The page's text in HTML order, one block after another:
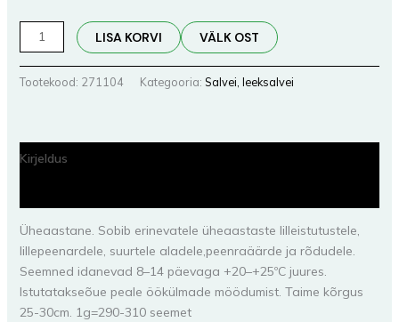
LISA KORVI VÄLK OST
Tootekood: 271104 Kategooria: Salvei, leeksalvei
Kirjeldus
Üheaastane. Sobib erinevatele üheaastaste lilleistutustele,
lillepeenardele, suurtele aladele,peenraäärde ja rõdudele.
Seemned idanevad 8–14 päevaga +20–+25ºC juures.
Istutatakseõue peale öökülmade möödumist. Taime kõrgus
25-30cm. 1g=290-310 seemet